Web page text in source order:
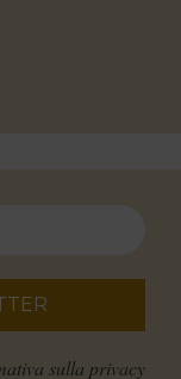
sulla privacy